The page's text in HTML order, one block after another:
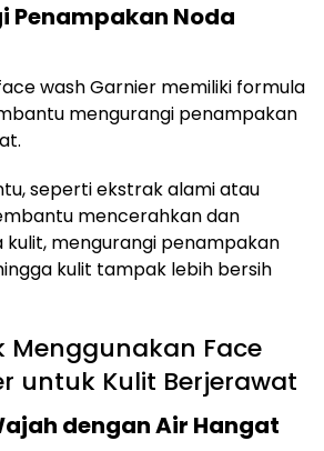
Penampakan Noda
wash Garnier memiliki formula
mengurangi penampakan
seperti ekstrak alami atau
mencerahkan dan
mengurangi penampakan
kulit tampak lebih bersih
Menggunakan Face
untuk Kulit Berjerawat
dengan Air Hangat